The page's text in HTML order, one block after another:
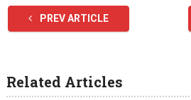
PREV ARTICLE
Related Articles